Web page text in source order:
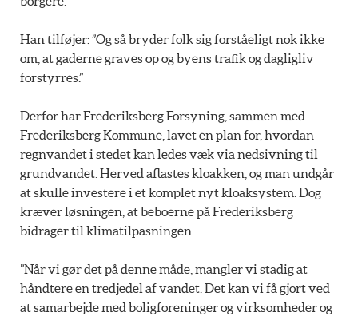
Han tilføjer: ”Og så bryder folk sig forståeligt nok ikke
om, at gaderne graves op og byens trafik og dagligliv
forstyrres.”
Derfor har Frederiksberg Forsyning, sammen med
Frederiksberg Kommune, lavet en plan for, hvordan
regnvandet i stedet kan ledes væk via nedsivning til
grundvandet. Herved aflastes kloakken, og man undgår
at skulle investere i et komplet nyt kloaksystem. Dog
kræver løsningen, at beboerne på Frederiksberg
bidrager til klimatilpasningen.
”Når vi gør det på denne måde, mangler vi stadig at
håndtere en tredjedel af vandet. Det kan vi få gjort ved
at samarbejde med boligforeninger og virksomheder og